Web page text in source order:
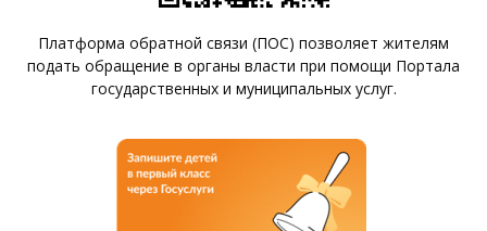
Платформа обратной связи (ПОС) позволяет жителям
подать обращение в органы власти при помощи Портала
государственных и муниципальных услуг.